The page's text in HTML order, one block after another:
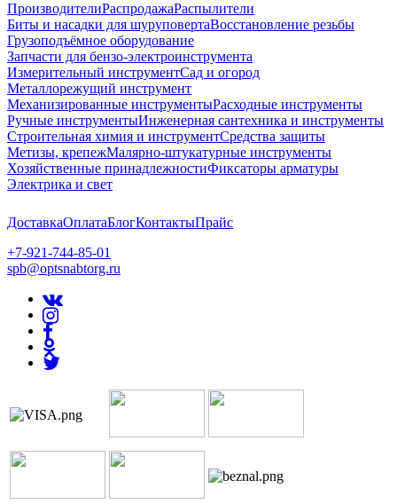
ПроизводителиРаспродажаРаспылители
Биты и насадки для шуруповертаВосстановление резьбы
Грузоподъёмное оборудование
Запчасти для бензо-электроинструмента
Измерительный инструментСад и огород
Металлорежущий инструмент
Механизированные инструментыРасходные инструменты
Ручные инструментыИнженерная сантехника и инструменты
Строительная химия и инструментСредства защиты
Метизы, крепежМалярно-штукатурные инструменты
Хозяйственные принадлежностиФиксаторы арматуры
Электрика и свет
ДоставкаОплатаБлогКонтактыПрайс
+7-921-744-85-01
spb@optsnabtorg.ru